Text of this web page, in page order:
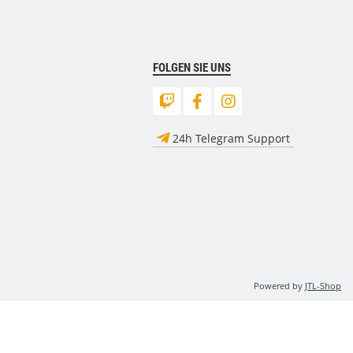
FOLGEN SIE UNS
24h Telegram Support
Powered by JTL-Shop